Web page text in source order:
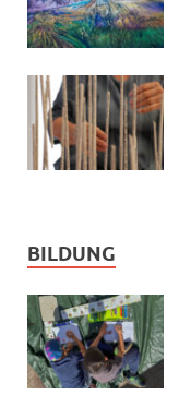
BILDUNG